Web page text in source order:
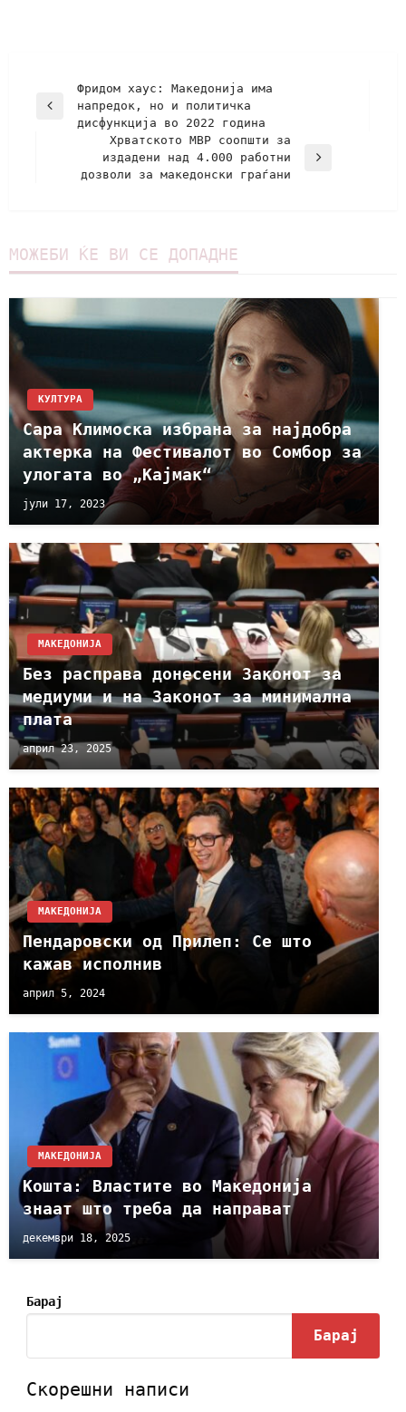
Фридом хаус: Македонија има
напредок, но и политичка
дисфункција во 2022 година
Хрватското МВР соопшти за
издадени над 4.000 работни
дозволи за македонски граѓани
МОЖЕБИ ЌЕ ВИ СЕ ДОПАДНЕ
КУЛТУРА
Сара Климоска избрана за најдобра
актерка на Фестивалот во Сомбор за
улогата во „Кајмак“
јули 17, 2023
МАКЕДОНИЈА
Без расправа донесени Законот за
медиуми и на Законот за минимална
плата
април 23, 2025
МАКЕДОНИЈА
Пендаровски од Прилеп: Се што
кажав исполнив
април 5, 2024
МАКЕДОНИЈА
Кошта: Властите во Македонија
знаат што треба да направат
декември 18, 2025
Барај
Барај
Скорешни написи